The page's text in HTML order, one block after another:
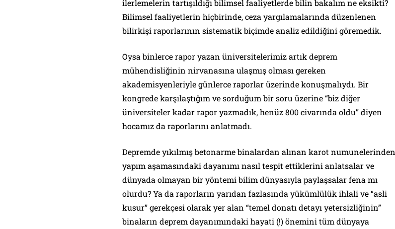
ilerlemelerin tartışıldığı bilimsel faaliyetlerde bilin bakalım ne eksikti?
Bilimsel faaliyetlerin hiçbirinde, ceza yargılamalarında düzenlenen
bilirkişi raporlarının sistematik biçimde analiz edildiğini göremedik.
Oysa binlerce rapor yazan üniversitelerimiz artık deprem
mühendisliğinin nirvanasına ulaşmış olması gereken
akademisyenleriyle günlerce raporlar üzerinde konuşmalıydı. Bir
kongrede karşılaştığım ve sorduğum bir soru üzerine “biz diğer
üniversiteler kadar rapor yazmadık, henüz 800 civarında oldu” diyen
hocamız da raporlarını anlatmadı.
Depremde yıkılmış betonarme binalardan alınan karot numunelerinden
yapım aşamasındaki dayanımı nasıl tespit ettiklerini anlatsalar ve
dünyada olmayan bir yöntemi bilim dünyasıyla paylaşsalar fena mı
olurdu? Ya da raporların yarıdan fazlasında yükümlülük ihlali ve “asli
kusur” gerekçesi olarak yer alan “temel donatı detayı yetersizliğinin”
binaların deprem dayanımındaki hayati (!) önemini tüm dünyaya